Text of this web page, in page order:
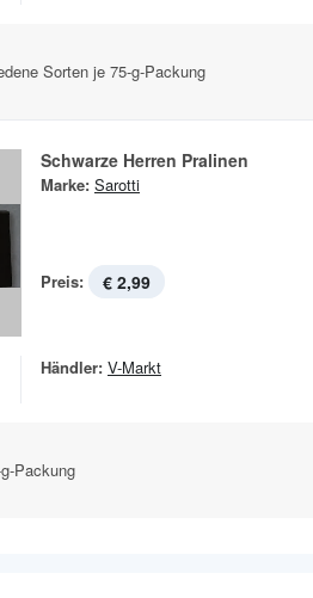
Sorten je 75-g-Packung
Schwarze Herren Pralinen
Marke: Sarotti
Preis: € 2,99
Händler: V-Markt
Packung